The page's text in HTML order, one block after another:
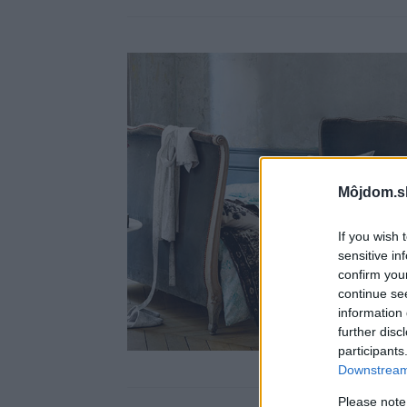
If you wish
sensitive
confirm
continue
information
further
Please